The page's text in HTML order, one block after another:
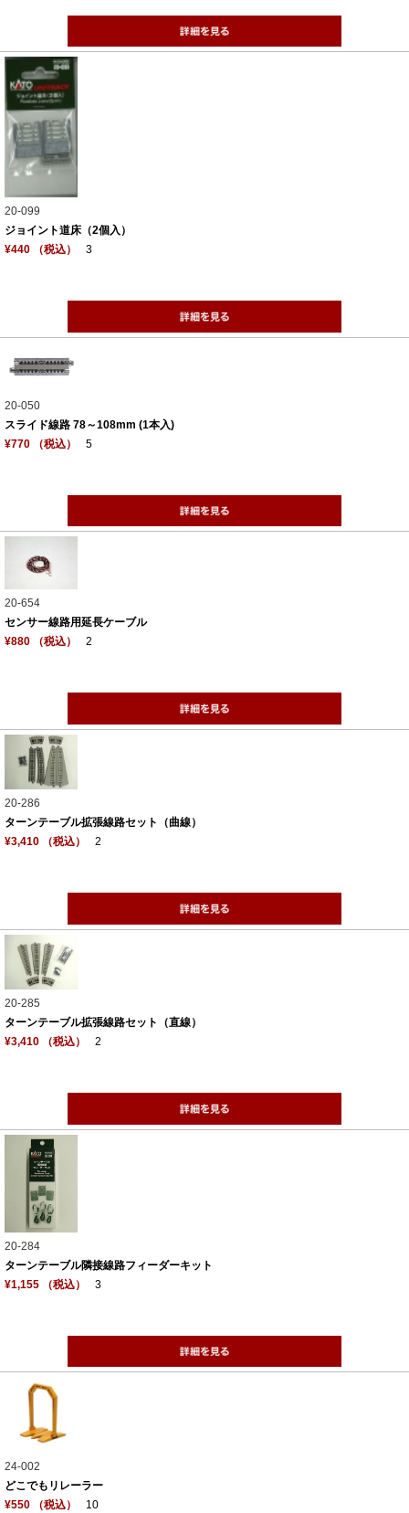
20-099
ジョイント道床（2個入）
¥440 （税込）
3
20-050
スライド線路 78～108mm (1本入)
¥770 （税込）
5
20-654
センサー線路用延長ケーブル
¥880 （税込）
2
20-286
ターンテーブル拡張線路セット（曲線）
¥3,410 （税込）
2
20-285
ターンテーブル拡張線路セット（直線）
¥3,410 （税込）
2
20-284
ターンテーブル隣接線路フィーダーキット
¥1,155 （税込）
3
24-002
どこでもリレーラー
¥550 （税込）
10